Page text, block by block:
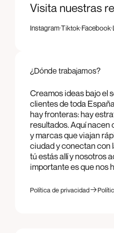
Visita nuestras
Instagram·Tiktok·Facebook·
¿Dónde trabajamos?
Creamos ideas bajo el
clientes de toda
hay fronteras: hay
resultados. Aquí
y marcas que viajan
ciudad y conectan con
tú estás allí y nosotros
importante es que nos
Política de privacidad